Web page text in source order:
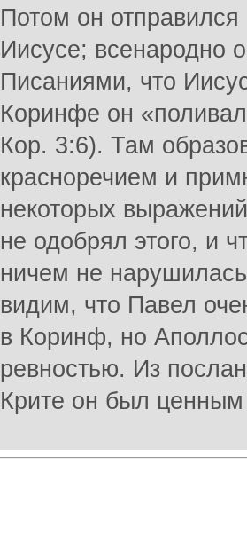
Потом он
Иисусе; всенародно
Писаниями, что
Коринфе он
Кор. 3:6). Там
красноречием и
некоторых
не одобрял этого, и
ничем не
видим, что Павел
в Коринф, но
ревностью. Из
Крите он был